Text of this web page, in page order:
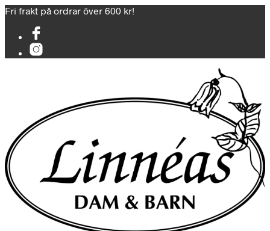
Fri frakt på ordrar över 600 kr!